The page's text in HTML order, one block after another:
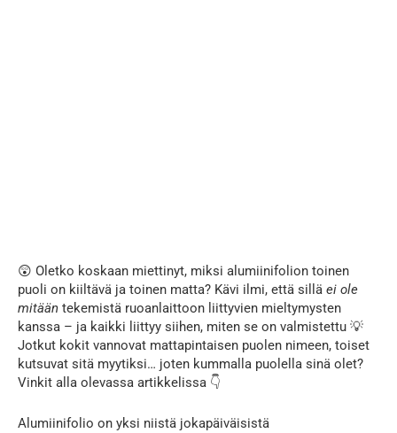
😲 Oletko koskaan miettinyt, miksi alumiinifolion toinen
puoli on kiiltävä ja toinen matta? Kävi ilmi, että sillä ei ole
mitään tekemistä ruoanlaittoon liittyvien mieltymysten
kanssa – ja kaikki liittyy siihen, miten se on valmistettu 💡
Jotkut kokit vannovat mattapintaisen puolen nimeen, toiset
kutsuvat sitä myytiksi… joten kummalla puolella sinä olet?
Vinkit alla olevassa artikkelissa 👇
Alumiinifolio on yksi niistä jokapäiväisistä